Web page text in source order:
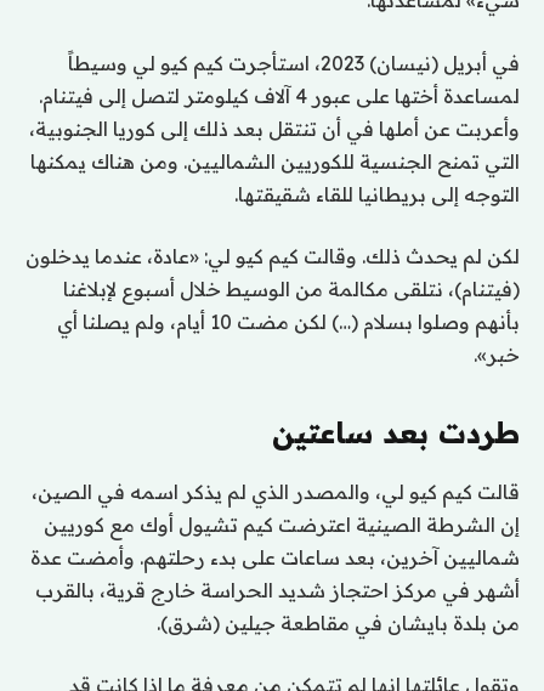
في أبريل (نيسان) 2023، استأجرت كيم كيو لي وسيطاً
لمساعدة أختها على عبور 4 آلاف كيلومتر لتصل إلى فيتنام.
وأعربت عن أملها في أن تنتقل بعد ذلك إلى كوريا الجنوبية،
التي تمنح الجنسية للكوريين الشماليين. ومن هناك يمكنها
التوجه إلى بريطانيا للقاء شقيقتها.
لكن لم يحدث ذلك. وقالت كيم كيو لي: «عادة، عندما يدخلون
(فيتنام)، نتلقى مكالمة من الوسيط خلال أسبوع لإبلاغنا
بأنهم وصلوا بسلام (…) لكن مضت 10 أيام، ولم يصلنا أي
خبر».
طردت بعد ساعتين
قالت كيم كيو لي، والمصدر الذي لم يذكر اسمه في الصين،
إن الشرطة الصينية اعترضت كيم تشيول أوك مع كوريين
شماليين آخرين، بعد ساعات على بدء رحلتهم. وأمضت عدة
أشهر في مركز احتجاز شديد الحراسة خارج قرية، بالقرب
من بلدة بايشان في مقاطعة جيلين (شرق).
وتقول عائلتها إنها لم تتمكن من معرفة ما إذا كانت قد